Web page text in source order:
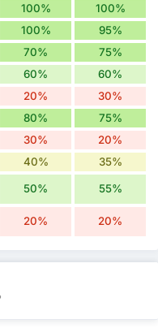
100% 100%
100% 95%
70% 75%
60% 60%
20% 30%
80% 75%
30% 20%
40% 35%
50% 55%
20% 20%